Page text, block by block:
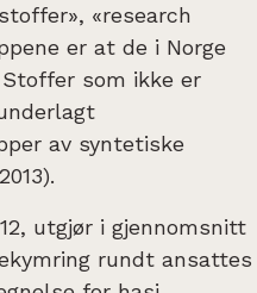
«research
er at de i Norge
som ikke er
av syntetiske
utgjør i gjennomsnitt
rundt ansattes